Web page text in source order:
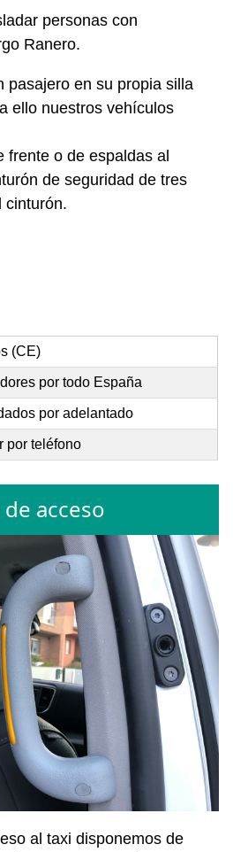
personas con
Ranero.
pasajero en su propia silla
ello nuestros vehículos
frente o de espaldas al
de seguridad de tres
cinturón.
(CE)
por todo España
por adelantado
por teléfono
de acceso
al taxi disponemos de